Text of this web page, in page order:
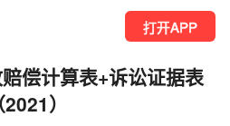
打开APP
偿计算表+诉讼证据表
（2021）